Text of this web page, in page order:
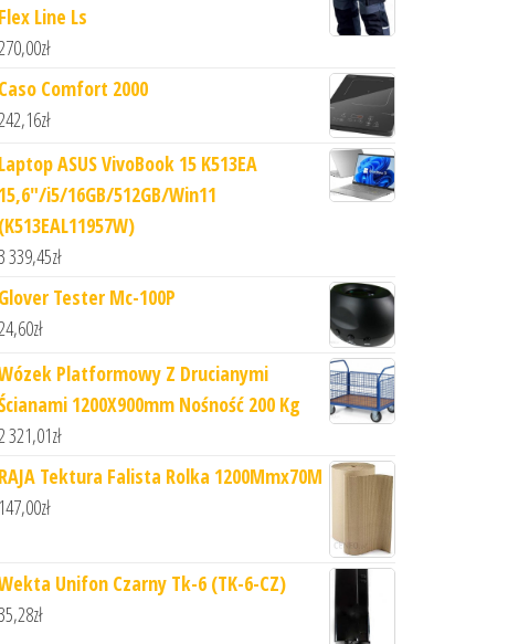
Flex Line Ls
zł
Caso Comfort 2000
zł
Laptop ASUS VivoBook 15 K513EA
15,6"/i5/16GB/512GB/Win11
(K513EAL11957W)
339,45zł
Glover Tester Mc-100P
zł
Platformowy Z Drucianymi
1200X900mm Nośność 200 Kg
321,01zł
RAJA Tektura Falista Rolka 1200Mmx70M
147,00zł
Unifon Czarny Tk-6 (TK-6-CZ)
zł